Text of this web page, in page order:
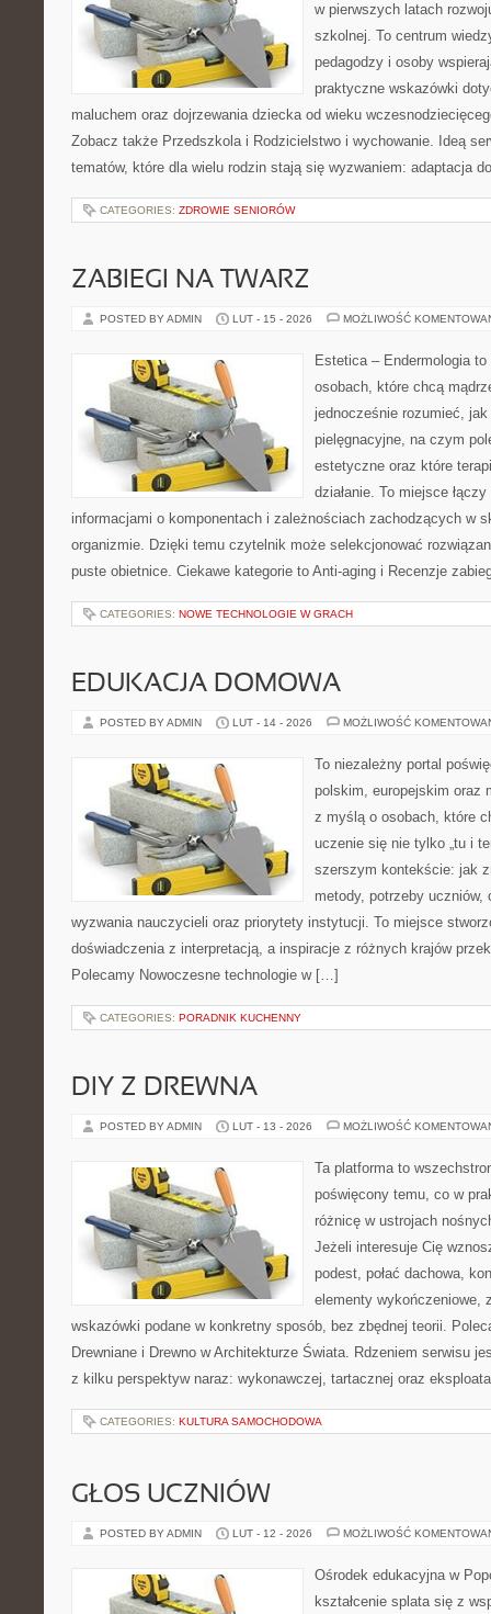
w pierwszych latach
szkolnej. To centrum
pedagodzy i osoby
praktyczne wskazówki
maluchem oraz dojrzewania dziecka od wieku
Zobacz także Przedszkola i Rodzicielstwo i wychowanie. Ideą
tematów, które dla wielu rodzin stają się wyzwaniem: adaptacja
CATEGORIES: ZDROWIE SENIORÓW
ZABIEGI NA TWARZ
POSTED BY ADMIN LUT - 15 - 2026 MOŻLIWOŚĆ
Estetica – Endermologia
osobach, które chcą
jednocześnie rozumieć, jak
pielęgnacyjne, na czym
estetyczne oraz które
działanie. To miejsce
informacjami o komponentach i zależnościach zachodzących w
organizmie. Dzięki temu czytelnik może selekcjonować
puste obietnice. Ciekawe kategorie to Anti-aging i Recenzje
CATEGORIES: NOWE TECHNOLOGIE W GRACH
EDUKACJA DOMOWA
POSTED BY ADMIN LUT - 14 - 2026 MOŻLIWOŚĆ
To niezależny portal
polskim, europejskim oraz
z myślą o osobach, które
uczenie się nie tylko „tu i
szerszym kontekście: jak
metody, potrzeby uczniów,
wyzwania nauczycieli oraz priorytety instytucji. To miejsce
doświadczenia z interpretacją, a inspiracje z różnych krajów
Polecamy Nowoczesne technologie w […]
CATEGORIES: PORADNIK KUCHENNY
DIY Z DREWNA
POSTED BY ADMIN LUT - 13 - 2026 MOŻLIWOŚĆ
Ta platforma to
poświęcony temu, co w
różnicę w ustrojach
Jeżeli interesuje Cię
podest, połać dachowa,
elementy wykończeniowe,
wskazówki podane w konkretny sposób, bez zbędnej teorii.
Drewniane i Drewno w Architekturze Świata. Rdzeniem serwisu
z kilku perspektyw naraz: wykonawczej, tartacznej oraz
CATEGORIES: KULTURA SAMOCHODOWA
GŁOS UCZNIÓW
POSTED BY ADMIN LUT - 12 - 2026 MOŻLIWOŚĆ
Ośrodek edukacyjna w
kształcenie splata się z